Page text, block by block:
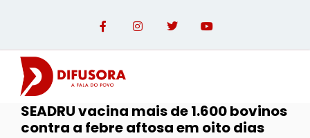
SEADRU vacina mais de 1.600 bovinos
contra a febre aftosa em oito dias